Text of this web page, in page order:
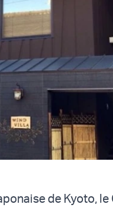
de Kyoto, le